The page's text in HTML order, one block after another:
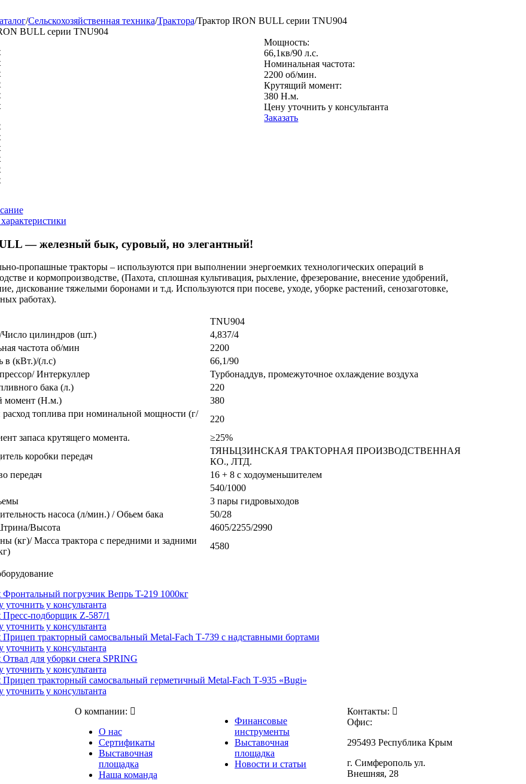
/Сельскохозяйственная техника/Трактора/Трактор IRON BULL серии TNU904
BULL серии TNU904
Мощность:
66,1кв/90 л.с.
Номинальная частота:
2200 об/мин.
Крутящий момент:
380 Н.м.
Цену уточнить у консультанта
Заказать
— железный бык, суровый, но элегантный!
пропашные тракторы – используются при выполнении энергоемких технологических операций в
и кормопроизводстве, (Пахота, сплошная культивация, рыхление, фрезерование, внесение удобрений,
дискование тяжелыми боронами и т.д. Используются при посеве, уходе, уборке растений, сенозаготовке,
работах).
TNU904
цилиндров (шт.)
4,837/4
частота об/мин
2200
в (кВт.)/(л.с)
66,1/90
Интеркуллер
Турбонаддув, промежуточное охлаждение воздуха
бака (л.)
220
момент (Н.м.)
380
топлива при номинальной мощности (г/
220
запаса крутящего момента.
≥25%
коробки передач
ТЯНЬЦЗИНСКАЯ ТРАКТОРНАЯ ПРОИЗВОДСТВЕННАЯ
КО., ЛТД.
передач
16 + 8 с ходоуменьшителем
540/1000
3 пары гидровыходов
насоса (л/мин.) / Обьем бака
50/28
Высота
4605/2255/2990
(кг)/ Масса трактора с передними и задними
4580
Фронтальный погрузчик Вепрь T-219 1000кг
уточнить у консультанта
Пресс-подборщик Z-587/1
уточнить у консультанта
Прицеп тракторный самосвальный Metal-Fach Т-739 с надставными бортами
уточнить у консультанта
Отвал для уборки снега SPRING
уточнить у консультанта
Прицеп тракторный самосвальный герметичный Metal-Fach Т-935 «Bugi»
уточнить у консультанта
О компании:
О нас
Сертификаты
Выставочная
площадка
Наша команда
Финансовые
инструменты
Выставочная
площадка
Новости и статьи
Контакты:
Офис:
295493 Республика Крым
г. Симферополь ул.
Внешняя, 28